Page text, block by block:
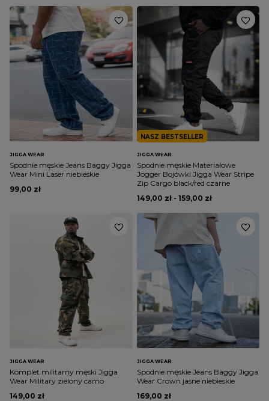
JIGGA WEAR
Spodnie męskie Jeans Baggy Jigga
Wear Mini Laser niebieskie
99,00 zł
NASZ BESTSELLER
JIGGA WEAR
Spodnie męskie Materiałowe
Jogger Bojówki Jigga Wear Stripe
Zip Cargo black/red czarne
149,00 zł - 159,00 zł
JIGGA WEAR
Komplet militarny męski Jigga
Wear Military zielony camo
149,00 zł
JIGGA WEAR
Spodnie męskie Jeans Baggy Jigga
Wear Crown jasne niebieskie
169,00 zł